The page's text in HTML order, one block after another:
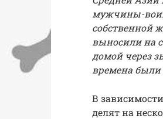
мужчины-
собственной
выносили на
домойчерез
времена
В
делят на